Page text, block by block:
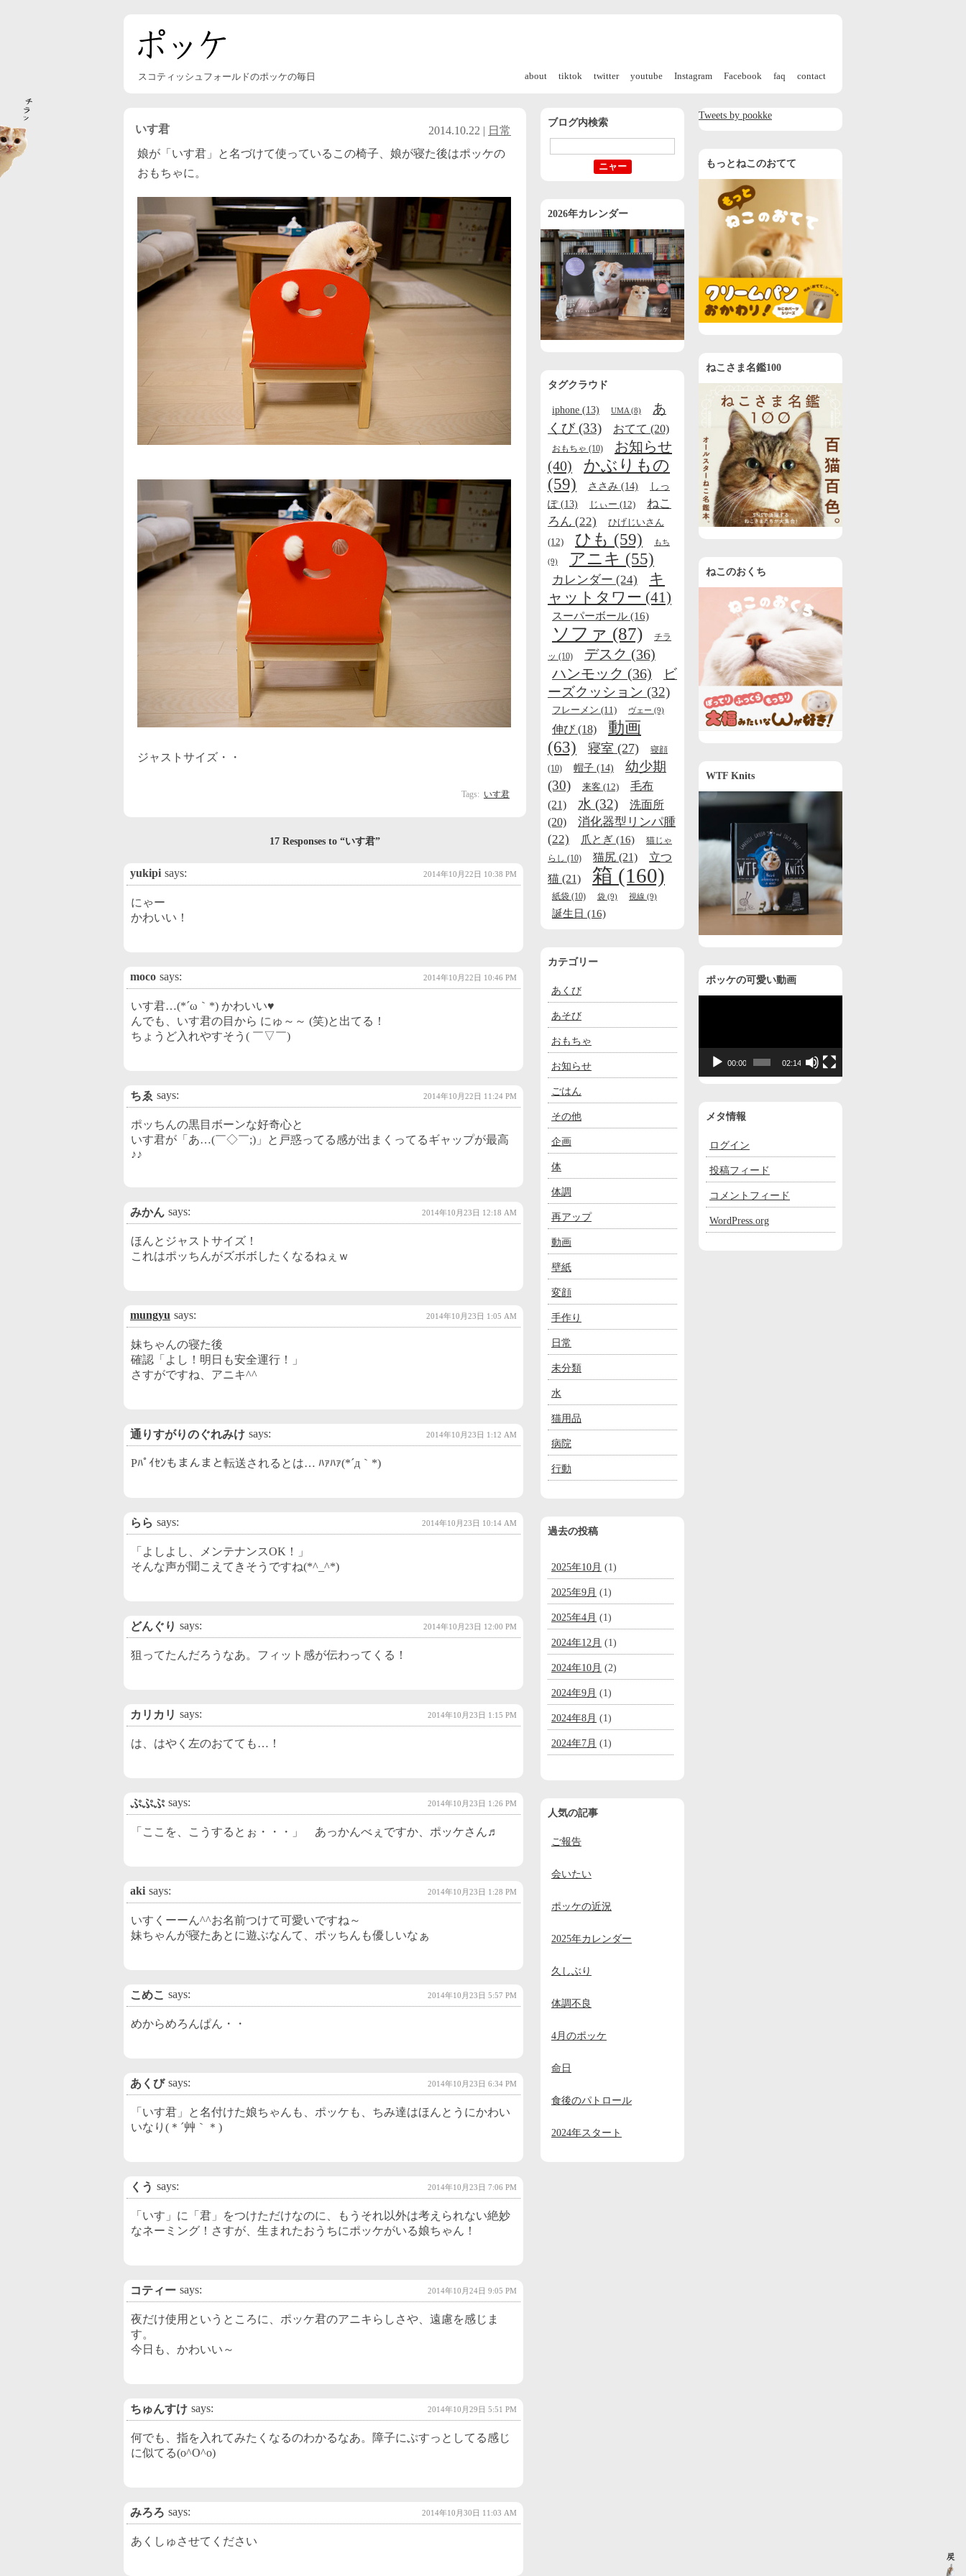
スコティッシュフォールドのポッケの毎日 about tiktok twitter youtube Instagram Facebook faq contact
いす君 2014.10.22 | 日常
娘が「いす君」と名づけて使っているこの椅子、娘が寝た後はポッケの
おもちゃに。
ジャストサイズ・・
Tags: いす君
17 Responses to “いす君”
yukipi says: 2014年10月22日 10:38 PM
にゃー
かわいい！
moco says: 2014年10月22日 10:46 PM
いす君…(*´ω｀*) かわいい♥
んでも、いす君の目から にゅ～～ (笑)と出てる！
ちょうど入れやすそう( ￣▽￣)
ちゑ says: 2014年10月22日 11:24 PM
ポッちんの黒目ボーンな好奇心と
いす君が「あ…(￣◇￣;)」と戸惑ってる感が出まくってるギャップが最高
♪♪
みかん says: 2014年10月23日 12:18 AM
ほんとジャストサイズ！
これはポッちんがズボボしたくなるねぇｗ
mungyu says: 2014年10月23日 1:05 AM
妹ちゃんの寝た後
確認「よし！明日も安全運行！」
さすがですね、アニキ^^
通りすがりのぐれみけ says: 2014年10月23日 1:12 AM
Pﾊﾟｲｾﾝもまんまと転送されるとは… ﾊｧﾊｧ(*´д｀*)
らら says: 2014年10月23日 10:14 AM
「よしよし、メンテナンスOK！」
そんな声が聞こえてきそうですね(*^_^*)
どんぐり says: 2014年10月23日 12:00 PM
狙ってたんだろうなあ。フィット感が伝わってくる！
カリカリ says: 2014年10月23日 1:15 PM
は、はやく左のおてても…！
ぷぷぷ says: 2014年10月23日 1:26 PM
「ここを、こうするとぉ・・・」 あっかんべぇですか、ポッケさん♬
aki says: 2014年10月23日 1:28 PM
いすくーーん^^お名前つけて可愛いですね～
妹ちゃんが寝たあとに遊ぶなんて、ポッちんも優しいなぁ
こめこ says: 2014年10月23日 5:57 PM
めからめろんぱん・・
あくび says: 2014年10月23日 6:34 PM
「いす君」と名付けた娘ちゃんも、ポッケも、ちみ達はほんとうにかわい
いなり(＊´艸｀＊)
くう says: 2014年10月23日 7:06 PM
「いす」に「君」をつけただけなのに、もうそれ以外は考えられない絶妙
なネーミング！さすが、生まれたおうちにポッケがいる娘ちゃん！
コティー says: 2014年10月24日 9:05 PM
夜だけ使用というところに、ポッケ君のアニキらしさや、遠慮を感じま
す。
今日も、かわいい～
ちゅんすけ says: 2014年10月29日 5:51 PM
何でも、指を入れてみたくなるのわかるなあ。障子にぷすっとしてる感じ
に似てる(o^O^o)
みろろ says: 2014年10月30日 11:03 AM
あくしゅさせてください
ブログ内検索
2026年カレンダー
タグクラウド
iphone (13) UMA (8)
あ
くび(33) おてて (20)
おもちゃ (10)
お知らせ
(40)
かぶりもの
(59)
ささみ (14)
しっ
ぽ(13) じぃー (12)
ねこ
ろん (22)
ひげじいさん
(12)
ひも (59) もち
(9) アニキ (55)
カレンダー (24)
キ
ャットタワー (41)
スーパーボール (16)
ソファ (87)
チラ
ッ (10) デスク (36)
ハンモック (36)
ビ
ーズクッション (32)
フレーメン (11) ヴェー (9)
伸び (18)
動画
(63)
寝室 (27)
寝顔
(10)
帽子 (14)
幼少期
(30)
来客 (12)
毛布
(21)
水 (32)
洗面所
(20)
消化器型リンパ腫
(22)
爪とぎ (16)
猫じゃ
らし (10) 猫尻 (21)
立つ
猫 (21) 箱 (160)
紙袋 (10) 袋 (9) 視線 (9)
誕生日 (16)
カテゴリー
あくび
あそび
おもちゃ
お知らせ
ごはん
その他
企画
体
体調
再アップ
動画
壁紙
変顔
手作り
日常
未分類
水
猫用品
病院
行動
過去の投稿
2025年10月 (1)
2025年9月 (1)
2025年4月 (1)
2024年12月 (1)
2024年10月 (2)
2024年9月 (1)
2024年8月 (1)
2024年7月 (1)
2024年4月
2024年3月
2024年2月
2023年11月(2)
2023年10月
2023年6月
2023年5月 (1)
人気の記事
ご報告
会いたい
ポッケの近況
2025年カレンダー
久しぶり
体調不良
4月のポッケ
命日
食後のパトロール
2024年スタート
Tweets by pookke
もっとねこのおてて
ねこさま名鑑100
ねこのおくち
WTF Knits
ポッケの可愛い動画
レ
00:00 02:14
メタ情報
ログイン
投稿フィード
コメントフィード
WordPress.org